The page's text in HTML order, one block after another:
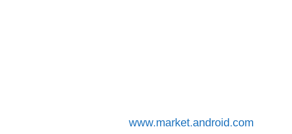
www.market.android.com